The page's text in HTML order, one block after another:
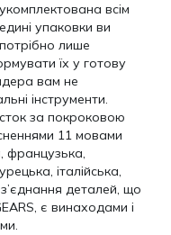
всім
упаковки ви
лише
їх у готову
вам не
інструменти.
за покроковою
11 мовами
французька,
італійська,
деталей, що
є винаходами і